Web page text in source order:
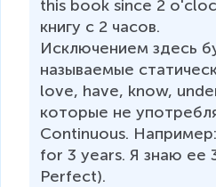
this book since 2
книгу с 2 часов.
Исключением здесь
называемые
love, have, know,
которые не
Continuous.
for 3 years. Я знаю ее
Perfect).